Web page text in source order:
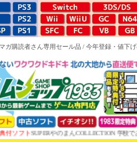
ガ購読者さん専用セール品 / 今年登録・値下
トSUPERやのまんCOLLECTION 学校であっ